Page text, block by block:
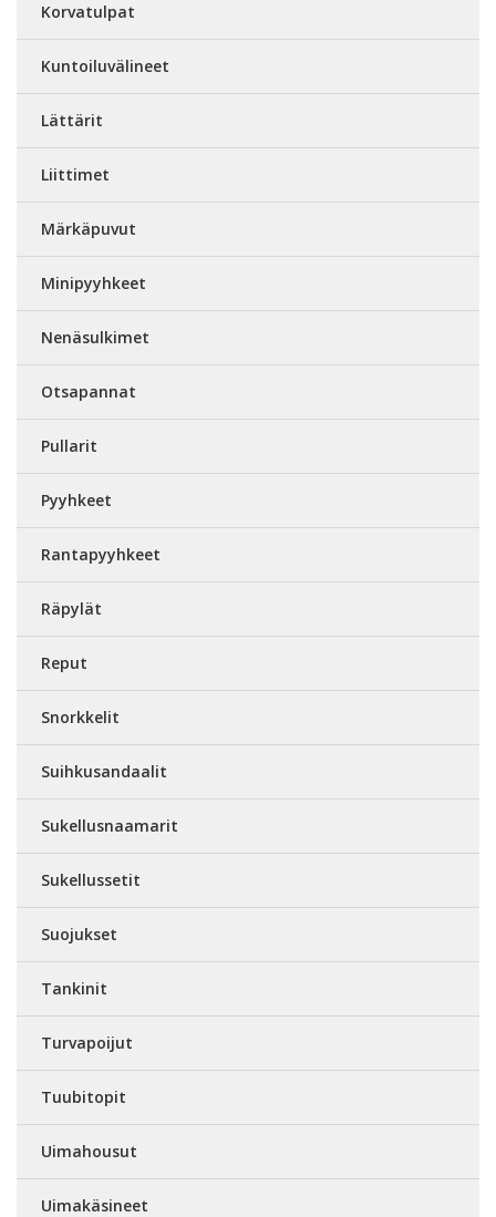
Korvatulpat
Kuntoiluvälineet
Lättärit
Liittimet
Märkäpuvut
Minipyyhkeet
Nenäsulkimet
Otsapannat
Pullarit
Pyyhkeet
Rantapyyhkeet
Räpylät
Reput
Snorkkelit
Suihkusandaalit
Sukellusnaamarit
Sukellussetit
Suojukset
Tankinit
Turvapoijut
Tuubitopit
Uimahousut
Uimakäsineet